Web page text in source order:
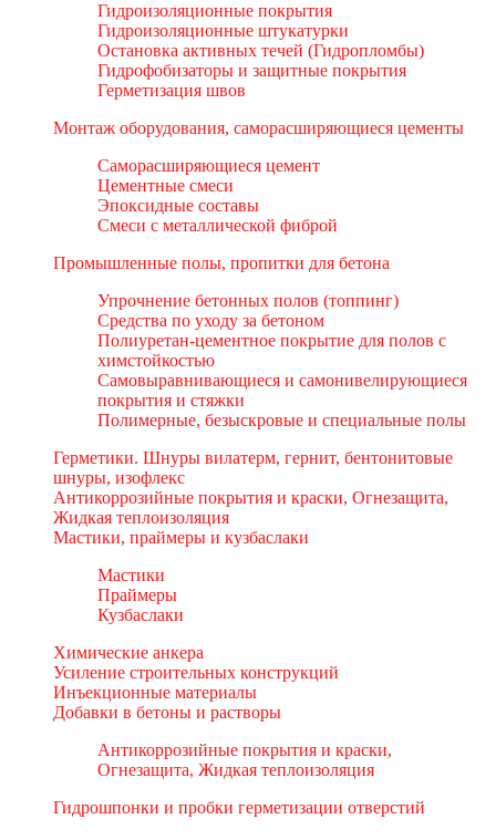
Гидроизоляционные покрытия
Гидроизоляционные штукатурки
Остановка активных течей (Гидропломбы)
Гидрофобизаторы и защитные покрытия
Герметизация швов
Монтаж оборудования, саморасширяющиеся цементы
Саморасширяющиеся цемент
Цементные смеси
Эпоксидные составы
Смеси с металлической фиброй
Промышленные полы, пропитки для бетона
Упрочнение бетонных полов (топпинг)
Средства по уходу за бетоном
Полиуретан-цементное покрытие для полов с
химстойкостью
Самовыравнивающиеся и самонивелирующиеся
покрытия и стяжки
Полимерные, безыскровые и специальные полы
Герметики. Шнуры вилатерм, гернит, бентонитовые
шнуры, изофлекс
Антикоррозийные покрытия и краски, Огнезащита,
Жидкая теплоизоляция
Мастики, праймеры и кузбаслаки
Мастики
Праймеры
Кузбаслаки
Химические анкера
Усиление строительных конструкций
Инъекционные материалы
Добавки в бетоны и растворы
Антикоррозийные покрытия и краски,
Огнезащита, Жидкая теплоизоляция
Гидрошпонки и пробки герметизации отверстий